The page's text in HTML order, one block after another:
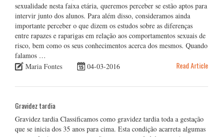
sexualidade nesta faixa etária, queremos perceber se estão aptos para
intervir junto dos alunos. Para além disso, consideramos ainda
importante perceber o que dizem os estudos sobre as diferenças
entre rapazes e raparigas em relação aos comportamentos sexuais de
risco, bem como os seus conhecimentos acerca dos mesmos. Quando
falamos …
Maria Fontes
04-03-2016 Read Article
Gravidez tardia
Gravidez tardia Classificamos como gravidez tardia toda a gestação
que se inicia dos 35 anos para cima. Esta condição acarreta algumas